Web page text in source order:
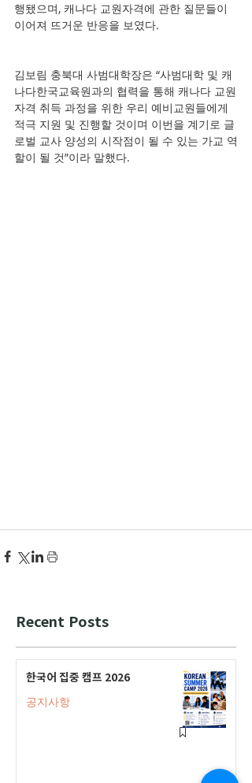
행됐으며, 캐나다 교원자격에 관한 질문들이
이어져 뜨거운 반응을 보였다.
김보림 충북대 사범대학장은 “사범대학 및 캐
나다한국교육원과의 협력을 통해 캐나다 교원
자격 취득 과정을 위한 우리 예비교원들에게
적극 지원 및 진행할 것이며 이번을 계기로 글
로벌 교사 양성의 시작점이 될 수 있는 가교 역
할이 될 것”이라 말했다.
Recent Posts
한국어 집중 캠프 2026
공지사항